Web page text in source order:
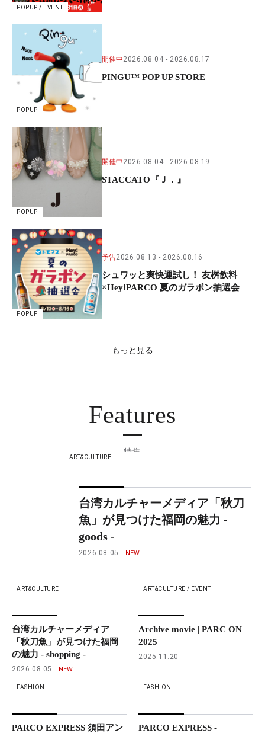
POPUP / EVENT
POPUP
開催中2026.08.04 2026.08.17
PINGU™ POP UP STORE
POPUP
開催中2026.08.04 2026.08.19
STACCATO『Ｊ．』
POPUP
予告2026.08.13 2026.08.16
シュワッと爽快運試し！ 友桝飲料
×Hey!PARCO 夏のガラポン抽選会
もっと見る
Features
特集
ART&CULTURE
台湾カルチャーメディア「秋刀
魚」が見つけた福岡の魅力 -
goods -
2026.08.05
ART&CULTURE
台湾カルチャーメディア
「秋刀魚」が見つけた福岡
の魅力 - shopping -
2026.08.05
ART&CULTURE / EVENT
Archive movie | PARC ON
2025
2025.11.20
FASHION
PARCO EXPRESS 須田アン
FASHION
PARCO EXPRESS -